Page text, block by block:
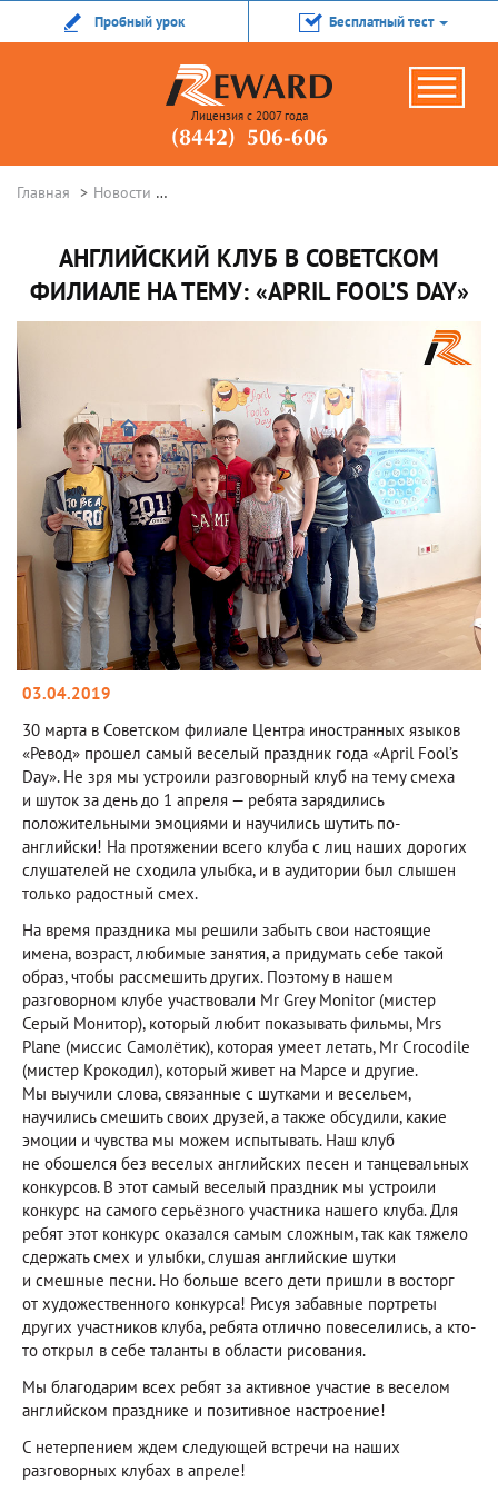
Пробный урок Бесплатный тест
Лицензия с 2007 года
(8442) 506-606
Главная Новости
АНГЛИЙСКИЙ КЛУБ В СОВЕТСКОМ
ФИЛИАЛЕ НА ТЕМУ: «APRIL FOOL’S DAY»
03.04.2019
30 марта в Советском филиале Центра иностранных языков
«Ревод» прошел самый веселый праздник года «April Fool’s
Day». Не зря мы устроили разговорный клуб на тему смеха
и шуток за день до 1 апреля — ребята зарядились
положительными эмоциями и научились шутить по-
английски! На протяжении всего клуба с лиц наших дорогих
слушателей не сходила улыбка, и в аудитории был слышен
только радостный смех.
На время праздника мы решили забыть свои настоящие
имена, возраст, любимые занятия, а придумать себе такой
образ, чтобы рассмешить других. Поэтому в нашем
разговорном клубе участвовали Mr Grey Monitor (мистер
Серый Монитор), который любит показывать фильмы, Mrs
Plane (миссис Самолётик), которая умеет летать, Mr Crocodile
(мистер Крокодил), который живет на Марсе и другие.
Мы выучили слова, связанные с шутками и весельем,
научились смешить своих друзей, а также обсудили, какие
эмоции и чувства мы можем испытывать. Наш клуб
не обошелся без веселых английских песен и танцевальных
конкурсов. В этот самый веселый праздник мы устроили
конкурс на самого серьёзного участника нашего клуба. Для
ребят этот конкурс оказался самым сложным, так как тяжело
сдержать смех и улыбки, слушая английские шутки
и смешные песни. Но больше всего дети пришли в восторг
от художественного конкурса! Рисуя забавные портреты
других участников клуба, ребята отлично повеселились, а кто-
то открыл в себе таланты в области рисования.
Мы благодарим всех ребят за активное участие в веселом
английском празднике и позитивное настроение!
С нетерпением ждем следующей встречи на наших
разговорных клубах в апреле!